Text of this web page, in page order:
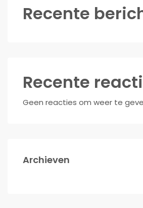
Recente
Recente
Geen reacties om weer te
Archieven